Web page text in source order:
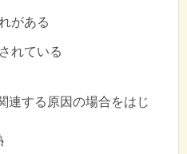
がある
れている
連する原因の場合をはじ